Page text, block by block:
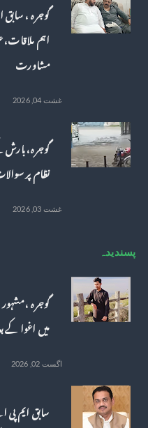
گوجرہ ، سابق
اہم
مشاورت
غشت 04, 2026
گوجرہ،
نظام پر
غشت 03, 2026
پسندیدہ
گوجرہ ،
میں اغوا کے
اگست 02, 2026
سابق ایم پی